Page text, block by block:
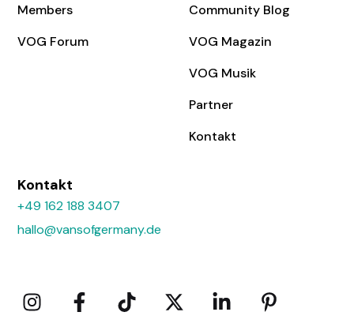
Members
VOG Forum
Community Blog
VOG Magazin
VOG Musik
Partner
Kontakt
Kontakt
+49 162 188 3407
hallo@vansofgermany.de